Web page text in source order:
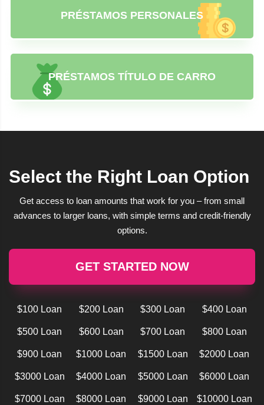
PRÉSTAMOS PERSONALES
PRÉSTAMOS TÍTULO DE CARRO
Select the Right Loan Option
Get access to loan amounts that work for you – from small
advances to larger loans, with simple terms and credit-friendly
options.
GET STARTED NOW
$100 Loan $200 Loan $300 Loan $400 Loan
$500 Loan $600 Loan $700 Loan $800 Loan
$900 Loan $1000 Loan $1500 Loan $2000 Loan
$3000 Loan $4000 Loan $5000 Loan $6000 Loan
$7000 Loan $8000 Loan $9000 Loan $10000 Loan